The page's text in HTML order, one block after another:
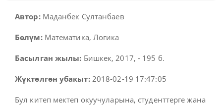
Автор:Маданбек Султанбаев
Бөлүм:Математика, Логика
Басылган жылы: Бишкек, 2017, - 195 б.
Жүктөлгөн убакыт:2018-02-19 17:47:05
Бул китеп мектеп окуучуларына, студенттерге жана